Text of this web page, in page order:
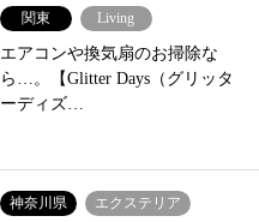
関東 Living
エアコンや換気扇のお掃除な
ら…。【Glitter Days（グリッタ
ーディズ…
神奈川県 エクステリア